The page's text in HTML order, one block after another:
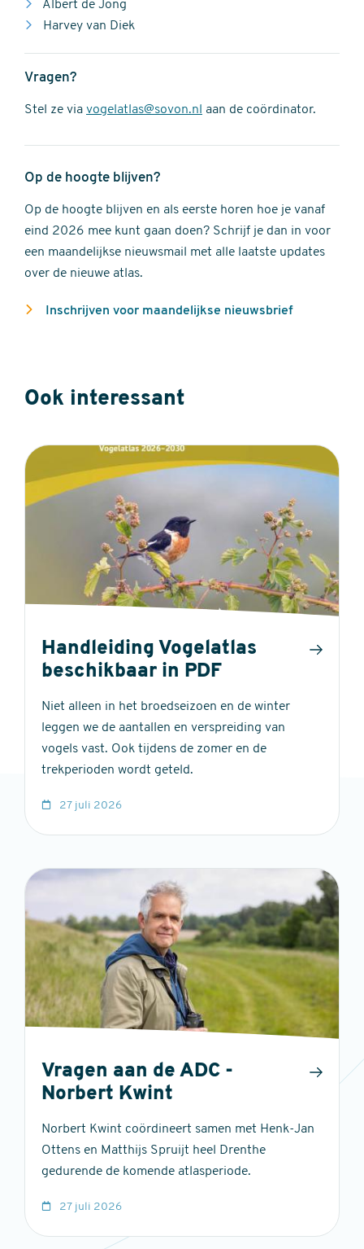
Albert de Jong
Harvey van Diek
Vragen?
Stel ze via vogelatlas@sovon.nl aan de coördinator.
Op de hoogte blijven?
Op de hoogte blijven en als eerste horen hoe je vanaf
eind 2026 mee kunt gaan doen? Schrijf je dan in voor
een maandelijkse nieuwsmail met alle laatste updates
over de nieuwe atlas.
Inschrijven voor maandelijkse nieuwsbrief
Ook interessant
Handleiding Vogelatlas
beschikbaar in PDF
Niet alleen in het broedseizoen en de winter
leggen we de aantallen en verspreiding van
vogels vast. Ook tijdens de zomer en de
trekperioden wordt geteld.
27 juli 2026
Vragen aan de ADC -
Norbert Kwint
Norbert Kwint coördineert samen met Henk-Jan
Ottens en Matthijs Spruijt heel Drenthe
gedurende de komende atlasperiode.
27 juli 2026